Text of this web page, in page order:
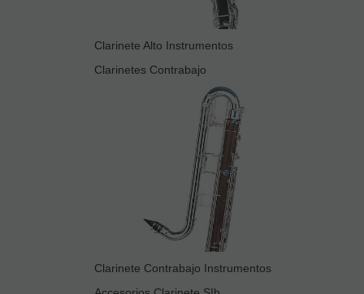
Clarinete Alto Instrumentos
Clarinetes Contrabajo
Clarinete Contrabajo Instrumentos